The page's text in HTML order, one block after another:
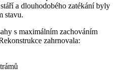
a dlouhodobého zatékání byly
stavu.
s maximálním zachováním
zahrnovala: